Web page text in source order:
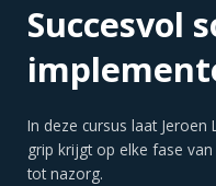
Succesvol
In deze cursus laat
grip krijgt op elke fase
tot nazorg.